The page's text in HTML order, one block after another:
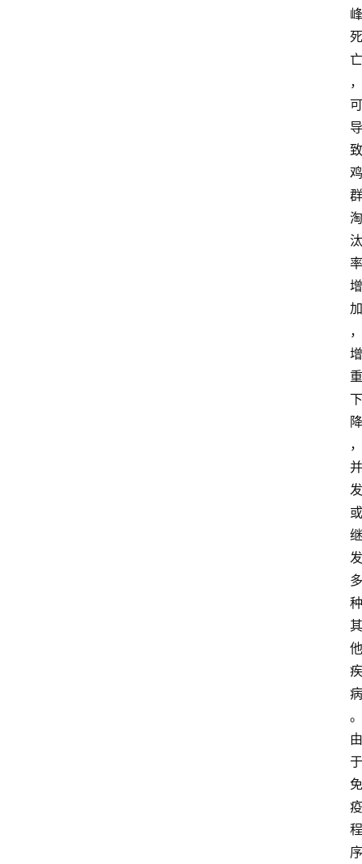
峰
死
亡
，
可
导
致
鸡
群
淘
汰
率
增
加
，
增
重
下
降
，
并
发
或
继
发
多
种
其
他
疾
病
。
由
于
免
疫
程
序